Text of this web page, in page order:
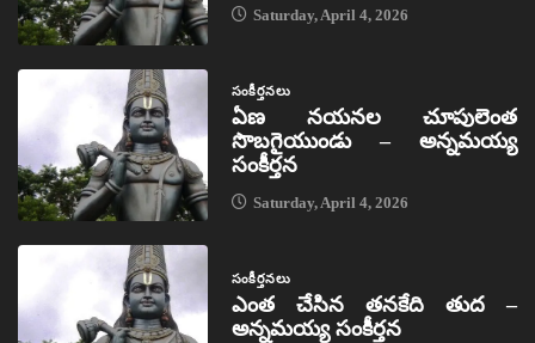
Saturday, April 4, 2026
సంకీర్తనలు
ఏణ నయనల చూపులెంత
సొబగైయుండు – అన్నమయ్య
సంకీర్తన
Saturday, April 4, 2026
సంకీర్తనలు
ఎంత చేసిన తనకేది తుద –
అన్నమయ్య సంకీర్తన